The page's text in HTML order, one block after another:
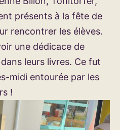
présents à la fête de
rencontrer les élèves.
une dédicace de
leurs livres. Ce fut
midi entourée par les
!